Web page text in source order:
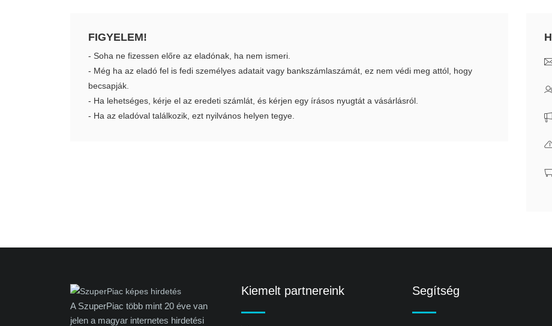
FIGYELEM!
- Soha ne fizessen előre az eladónak, ha nem ismeri.
- Még ha az eladó fel is fedi személyes adatait vagy bankszámlaszámát, ez nem védi meg attól, hogy
becsapják.
- Ha lehetséges, kérje el az eredeti számlát, és kérjen egy írásos nyugtát a vásárlásról.
- Ha az eladóval találkozik, ezt nyilvános helyen tegye.
A SzuperPiac több mint 20 éve van
jelen a magyar internetes hirdetési
Kiemelt partnereink Segítség